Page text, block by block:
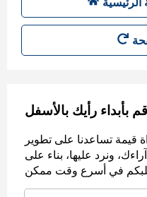
قم بأبداء رأيك بالأسفل
قيمة تساعدنا على تطوير
ونرد عليها، بناء على